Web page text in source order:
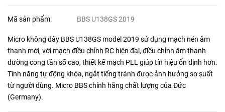
Mã sản phẩm: BBS U138GS 2019
Micro không dây BBS U138GS model 2019 sử dụng mạch nén âm
thanh mới, với mạch điều chỉnh RC hiện đại, điều chỉnh âm thanh
đường cong tần số cao, thiết kế mạch PLL giúp tín hiệu ổn định hơn.
Tính năng tự động khóa, ngắt tiếng tránh được ảnh hưởng sơ suất
từ người dùng. Micro BBS chính hãng chất lượng của Đức
(Germany).